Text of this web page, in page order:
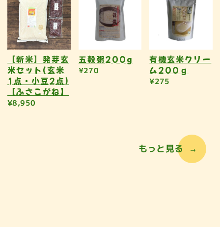
【新米】発芽玄
米セット(玄米
1点・小豆2点)
【ふさこがね】
¥8,950
五穀粥200g
¥270
有機玄米クリー
ム200ｇ
¥275
もっと見る